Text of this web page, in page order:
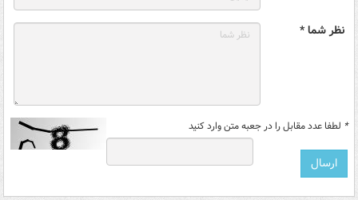
نظر شما *
* لطفا عدد مقابل را در جعبه متن وارد کنید